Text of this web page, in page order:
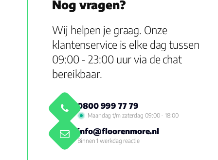
Nog vragen?
Wij helpen je graag. Onze
klantenservice is elke dag tussen
09:00 - 23:00 uur via de chat
bereikbaar.
0800 999 77 79
Maandag t/m zaterdag 09:00 - 18:00
info@floorenmore.nl
Binnen 1 werkdag reactie